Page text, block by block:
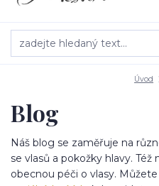
Úvod
Blog
Náš blog se zaměřuje na
se vlasů a pokožky hlavy.
obecnou péči o vlasy.